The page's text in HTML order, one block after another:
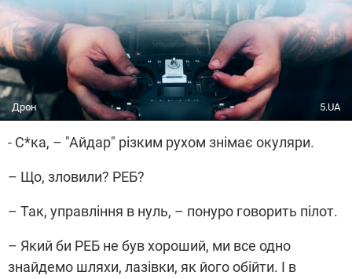
Дрон 5.UA
- С*ка, – "Айдар" різким рухом знімає окуляри.
– Що, зловили? РЕБ?
– Так, управління в нуль, – понуро говорить пілот.
– Який би РЕБ не був хороший, ми все одно
знайдемо шляхи, лазівки, як його обійти. І в